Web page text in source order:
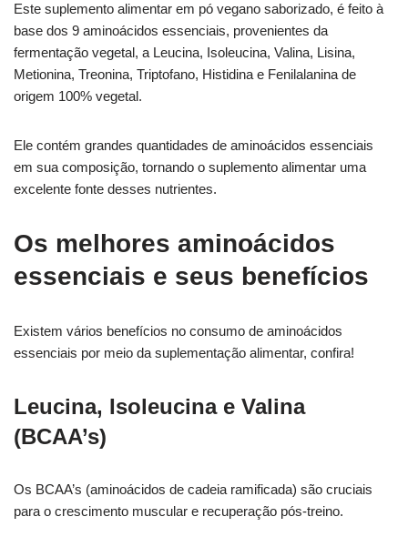
Este suplemento alimentar em pó vegano saborizado, é feito à
base dos 9 aminoácidos essenciais, provenientes da
fermentação vegetal, a Leucina, Isoleucina, Valina, Lisina,
Metionina, Treonina, Triptofano, Histidina e Fenilalanina de
origem 100% vegetal.
Ele contém grandes quantidades de aminoácidos essenciais
em sua composição, tornando o suplemento alimentar uma
excelente fonte desses nutrientes.
Os melhores aminoácidos
essenciais e seus benefícios
Existem vários benefícios no consumo de aminoácidos
essenciais por meio da suplementação alimentar, confira!
Leucina, Isoleucina e Valina
(BCAA’s)
Os BCAA’s (aminoácidos de cadeia ramificada) são cruciais
para o crescimento muscular e recuperação pós-treino.